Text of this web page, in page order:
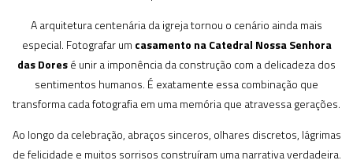
A arquitetura centenária da igreja tornou o cenário ainda mais
especial. Fotografar um casamento na Catedral Nossa Senhora
das Doresé unir a imponência da construção com a delicadeza dos
sentimentos humanos. É exatamente essa combinação que
transforma cada fotografia em uma memória que atravessa gerações.
Ao longo da celebração, abraços sinceros, olhares discretos, lágrimas
de felicidade e muitos sorrisos construíram uma narrativa verdadeira.